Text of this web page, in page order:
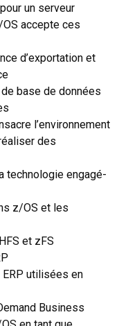
un serveur
accepte ces
d’exportation et
base de données
l’environnement
des
technologie engagé-
z/OS et les
et zFS
utilisées en
Business